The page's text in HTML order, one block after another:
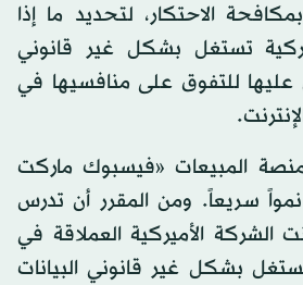
الاحتكار، لتحديد ما إذا
تستغل بشكل غير قانوني
عليها للتفوق على منافسيها في
المبيعات «فيسبوك ماركت
سريعاً. ومن المقرر أن تدرس
الشركة الأميركية العملاقة في
بشكل غير قانوني البيانات